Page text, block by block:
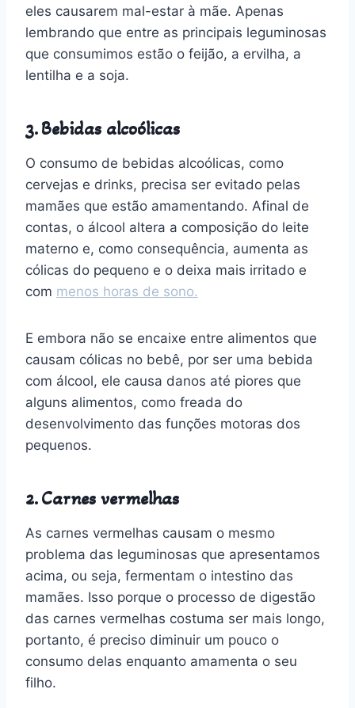
eles causarem mal-estar à mãe. Apenas
lembrando que entre as principais leguminosas
que consumimos estão o feijão, a ervilha, a
lentilha e a soja.
3. Bebidas alcoólicas
O consumo de bebidas alcoólicas, como
cervejas e drinks, precisa ser evitado pelas
mamães que estão amamentando. Afinal de
contas, o álcool altera a composição do leite
materno e, como consequência, aumenta as
cólicas do pequeno e o deixa mais irritado e
com menos horas de sono.
E embora não se encaixe entre alimentos que
causam cólicas no bebê, por ser uma bebida
com álcool, ele causa danos até piores que
alguns alimentos, como freada do
desenvolvimento das funções motoras dos
pequenos.
2. Carnes vermelhas
As carnes vermelhas causam o mesmo
problema das leguminosas que apresentamos
acima, ou seja, fermentam o intestino das
mamães. Isso porque o processo de digestão
das carnes vermelhas costuma ser mais longo,
portanto, é preciso diminuir um pouco o
consumo delas enquanto amamenta o seu
filho.